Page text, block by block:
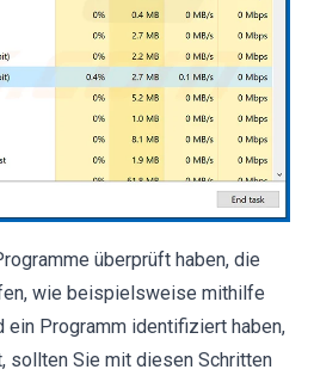
überprüft haben, die
wie beispielsweise mithilfe
ein Programm identifiziert haben,
sollten Sie mit diesen Schritten